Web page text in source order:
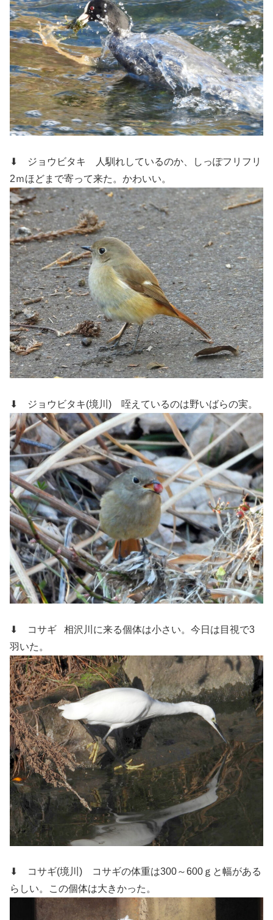
⬇ ジョウビタキ
人馴れしているのか、しっぽフリフリ
2ｍほどまで寄って来た。かわいい。
⬇ ジョウビタキ(境川) 咥えているのは野いばらの実。
⬇ コサギ 相沢川に来る個体は小さい。今日は目視で3
羽いた。
⬇ コサギ(境川)
コサギの体重は300～600ｇと幅がある
らしい。この個体は大きかった。